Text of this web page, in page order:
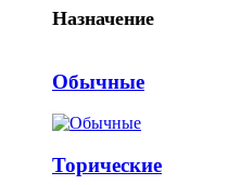
Назначение
Обычные
Торические